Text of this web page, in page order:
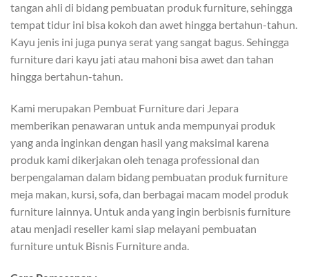
tangan ahli di bidang pembuatan produk furniture, sehingga
tempat tidur ini bisa kokoh dan awet hingga bertahun-tahun.
Kayu jenis ini juga punya serat yang sangat bagus. Sehingga
furniture dari kayu jati atau mahoni bisa awet dan tahan
hingga bertahun-tahun.
Kami merupakan Pembuat Furniture dari Jepara
memberikan penawaran untuk anda mempunyai produk
yang anda inginkan dengan hasil yang maksimal karena
produk kami dikerjakan oleh tenaga professional dan
berpengalaman dalam bidang pembuatan produk furniture
meja makan, kursi, sofa, dan berbagai macam model produk
furniture lainnya. Untuk anda yang ingin berbisnis furniture
atau menjadi reseller kami siap melayani pembuatan
furniture untuk Bisnis Furniture anda.